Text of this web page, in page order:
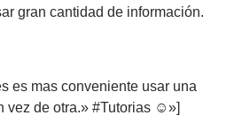
gran cantidad de información.
es mas conveniente usar una
vez de otra.» #Tutorias ☺»]